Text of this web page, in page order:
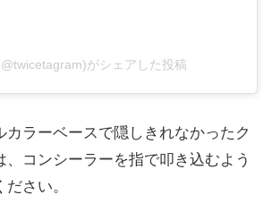
がシェアした投稿
カラーベースで隠しきれなかったク
、コンシーラーを指で叩き込むよう
さい。